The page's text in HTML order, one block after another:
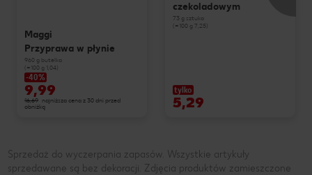
Maggi
Przyprawa w płynie
960 g butelka
(=100 g 1,04)
-40%
9,99
16,69 najniższa cena z 30 dni przed
obniżką
czekoladowym
73 g sztuka
(=100 g 7,25)
tylko
5,29
Sprzedaż do wyczerpania zapasów. Wszystkie artykuły
sprzedawane są bez dekoracji. Zdjęcia produktów zamieszczone